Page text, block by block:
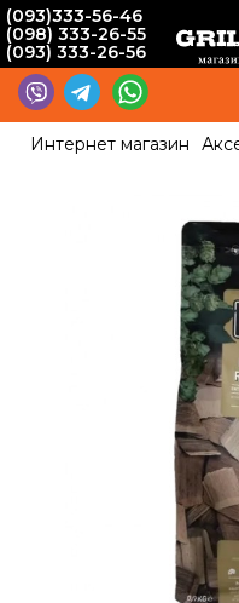
(093)333-56-46
(098) 333-26-55
(093) 333-26-56
Интернет магазин